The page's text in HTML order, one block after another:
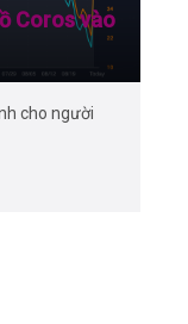
Coros vào
cho người